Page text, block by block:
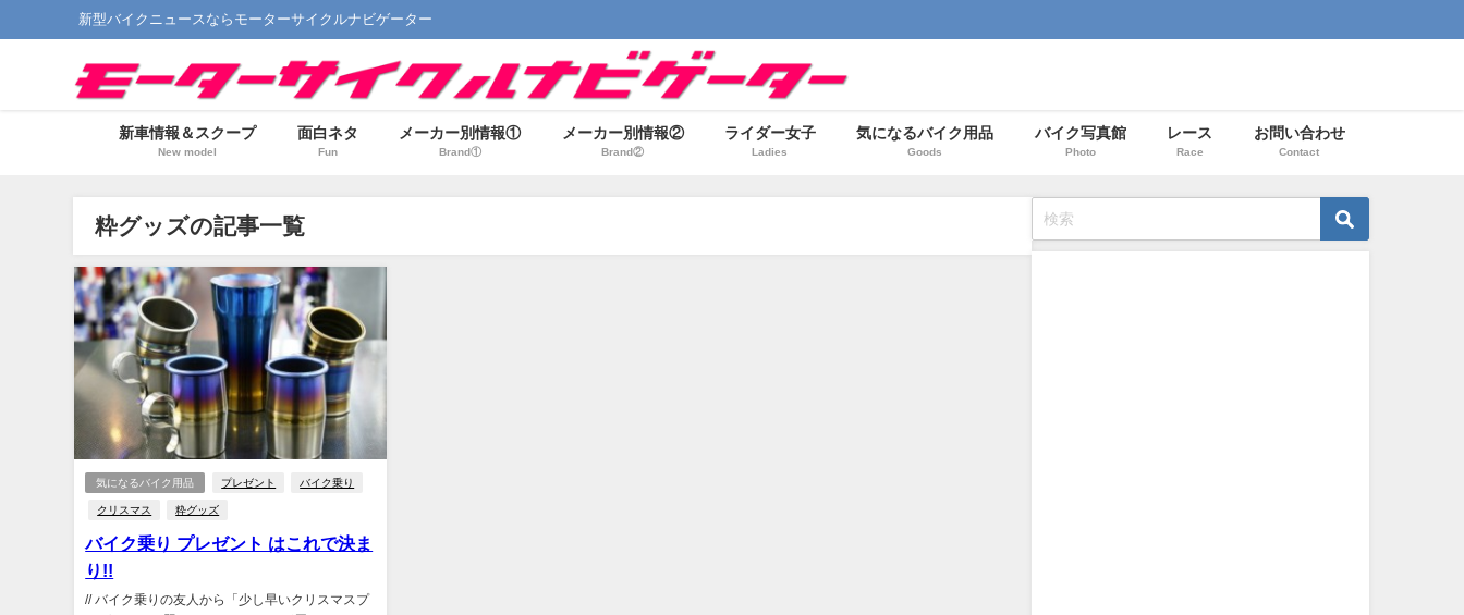
新型バイクニュースならモーターサイクルナビゲーター
新車情報＆スクープ
New model
面白ネタ
Fun
メーカー別情報①
Brand①
メーカー別情報②
Brand②
ライダー女子
Ladies
気になるバイク用品
Goods
バイク写真館
Photo
レース
Race
お問い合わせ
Contact
粋グッズの記事一覧
気になるバイク用品 プレゼント バイク乗り
クリスマス 粋グッズ
バイク乗り プレゼント はこれで決ま
り!!
// バイク乗りの友人から「少し早いクリスマスプ